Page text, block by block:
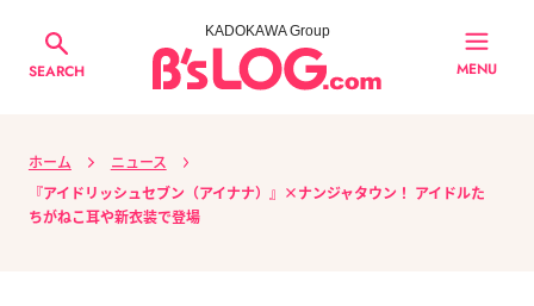
SEARCH
KADOKAWA Group
MENU
ホーム
ニュース
『アイドリッシュセブン（アイナナ）』×ナンジャタウン！ アイドルた
ちがねこ耳や新衣装で登場